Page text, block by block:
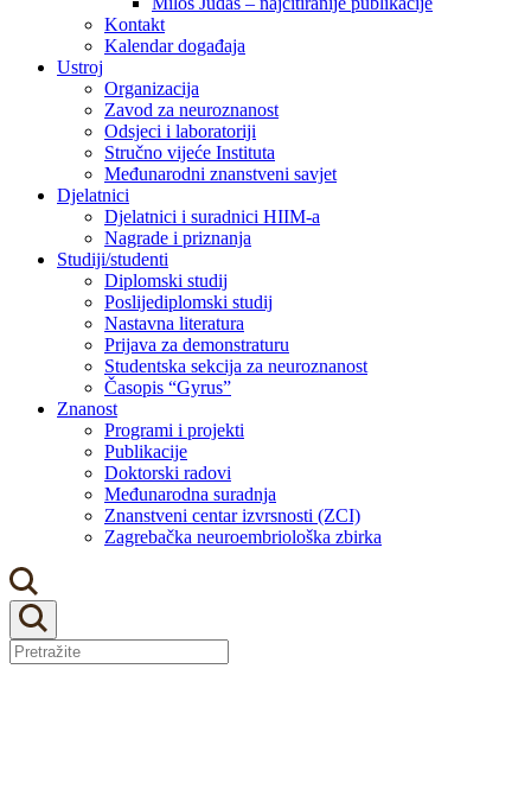
Kontakt
Kalendar događaja
Ustroj
Organizacija
Zavod za neuroznanost
Odsjeci i laboratoriji
Stručno vijeće Instituta
Međunarodni znanstveni savjet
Djelatnici
Djelatnici i suradnici HIIM-a
Nagrade i priznanja
Studiji/studenti
Diplomski studij
Poslijediplomski studij
Nastavna literatura
Prijava za demonstraturu
Studentska sekcija za neuroznanost
Časopis “Gyrus”
Znanost
Programi i projekti
Publikacije
Doktorski radovi
Međunarodna suradnja
Znanstveni centar izvrsnosti (ZCI)
Zagrebačka neuroembriološka zbirka